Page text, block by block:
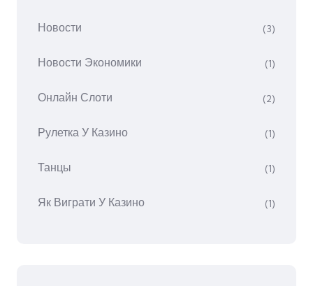
Новости (3)
Новости Экономики (1)
Онлайн Слоти (2)
Рулетка У Казино (1)
Танцы (1)
Як Виграти У Казино (1)